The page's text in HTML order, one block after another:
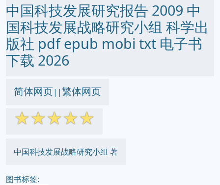
中国科技发展研究报告 2009 中
国科技发展战略研究小组 科学出
版社 pdf epub mobi txt 电子书
下载 2026
简体网页||繁体网页
☆☆☆☆☆
中国科技发展战略研究小组 著
图书标签: